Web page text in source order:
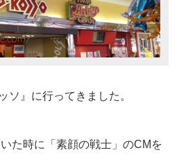
ソ』に行ってきました。
た時に「素顔の戦士」のCMを